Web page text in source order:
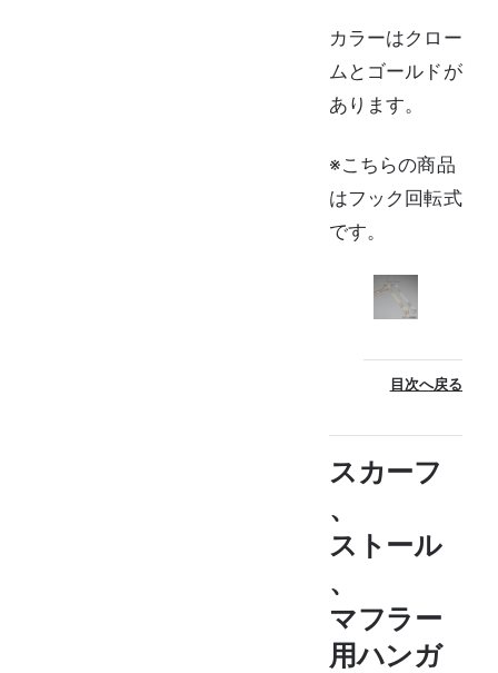
カラーはクロー
ムとゴールドが
あります。
※こちらの商品
はフック回転式
です。
目次へ戻る
スカーフ
、
ストール
、
マフラー
用ハンガ